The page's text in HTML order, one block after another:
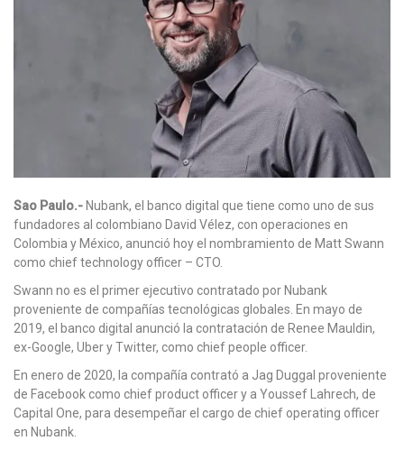
Sao Paulo.- Nubank, el banco digital que tiene como uno de sus
fundadores al colombiano David Vélez, con operaciones en
Colombia y México, anunció hoy el nombramiento de Matt Swann
como chief technology officer – CTO.
Swann no es el primer ejecutivo contratado por Nubank
proveniente de compañías tecnológicas globales. En mayo de
2019, el banco digital anunció la contratación de Renee Mauldin,
ex-Google, Uber y Twitter, como chief people officer.
En enero de 2020, la compañía contrató a Jag Duggal proveniente
de Facebook como chief product officer y a Youssef Lahrech, de
Capital One, para desempeñar el cargo de chief operating officer
en Nubank.